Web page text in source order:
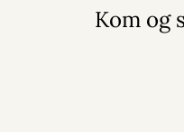
2026
Kom og